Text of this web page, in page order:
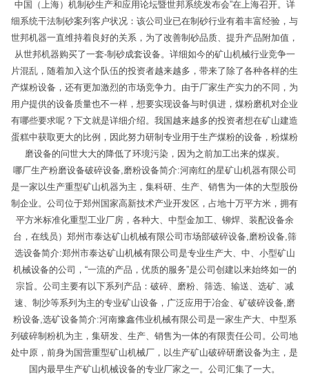
中国（上海）机制砂生产和应用论坛暨世邦系统发布会”在上海召开。详
细系统干法制砂案列客户状况：该公司业已在制砂行业有着丰富经验，与
世邦机器一直维持着良好的关系，为了改善制砂品质、提升产品附加值，
从世邦机器购买了一套-制砂成套设备。详细如今的矿山机械行业竞争一
片混乱，随着加入这个队伍的投资者越来越多，带来了除了各种各样的生
产煤粉设备，还有更加激烈的市场竞争力。由于厂家生产实力的不同，为
用户提供的设备质量也不一样，想要实现设备与时俱进，煤粉磨机对企业
有哪些要求呢？下文就是详细介绍。我国越来越多的投资者想在矿山建造
蛋糕中获取更大的比例，因此努力研制专业用于生产煤粉的设备，粉煤粉
磨设备的问世大大的降低了环境污染，因为之前加工出来的煤炭。
哪厂生产粉磨设备破碎设备,磨粉设备简介:河南红的星矿山机器有限公司
是一家以生产重型矿山机器为主，集科研、生产、销售为一体的大型股份
制企业。公司位于郑州国家高新技术产业开发区，占地十万平方米，拥有
平方米标准化重型工业厂房，各种大、中型金加工、铆焊、装配设备余
台，在线员）郑州市泰达矿山机械有限公司市场部破碎设备,磨粉设备,筛
选设备简介:郑州市泰达矿山机械有限公司是专业生产大、中、小型矿山
机械设备的公司，“一流的产品，优质的服务”是公司创建以来始终如一的
宗旨。公司主要有以下系列产品：破碎、磨粉、筛选、输送、选矿、减
速、制沙等系列为主的专业矿山设备，广泛应用于冶金、矿破碎设备,磨
粉设备,选矿设备简介:河南豫鑫伟业机械有限公司是一家生产大、中型系
列破碎制粉机为主，集研发、生产、销售为一体的有限责任公司。公司地
处中原，前身为国营重型矿山机械厂，以生产矿山破碎研磨设备为主，是
国内最早生产矿山机械设备的专业厂家之一。公司汇集了一大。